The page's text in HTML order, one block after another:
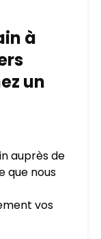
à
un
auprès de
que nous
vos